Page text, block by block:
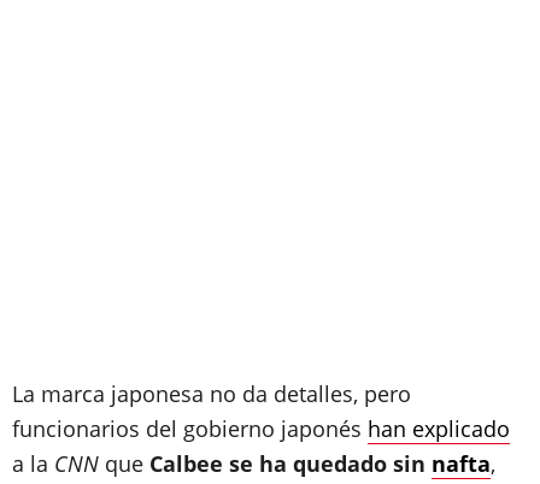
La marca japonesa no da detalles, pero
funcionarios del gobierno japonés han explicado
a la CNN que Calbee se ha quedado sin nafta,